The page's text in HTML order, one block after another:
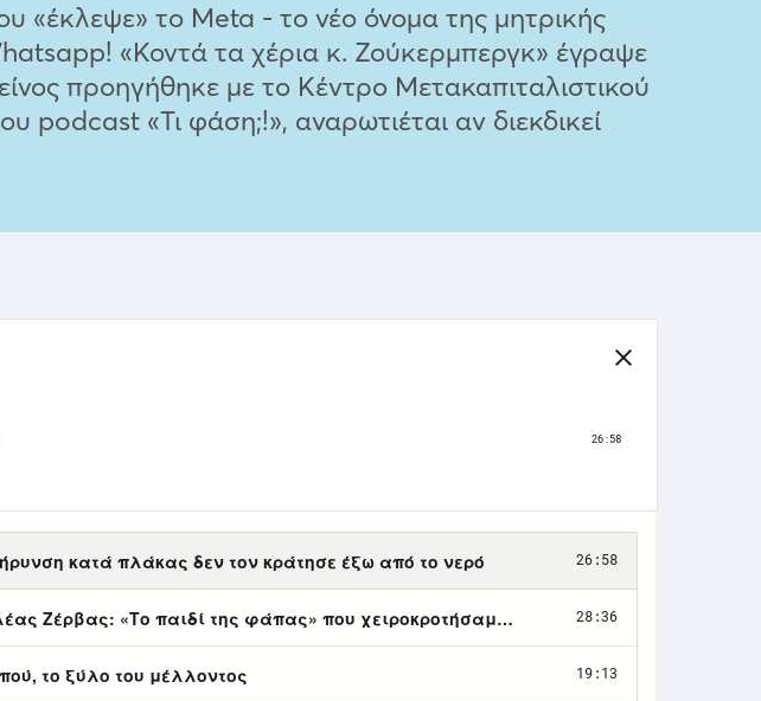
το Meta - το νέο όνομα της μητρικής
«Κοντά τα χέρια κ. Ζούκερμπεργκ» έγραψε
προηγήθηκε με το Κέντρο Μετακαπιταλιστικού
podcast «Τι φάση;!», αναρωτιέται αν διεκδικεί